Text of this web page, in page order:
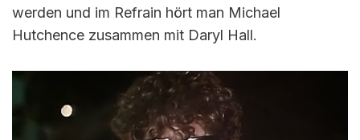
werden und im Refrain hört man Michael
Hutchence zusammen mit Daryl Hall.